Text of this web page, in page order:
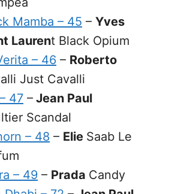
Mamba – 45 – Yves
Laurent Black Opium
– 46 – Roberto
Just Cavalli
47 – Jean Paul
Scandal
– 48 – Elie Saab Le
– 49 – Prada Candy